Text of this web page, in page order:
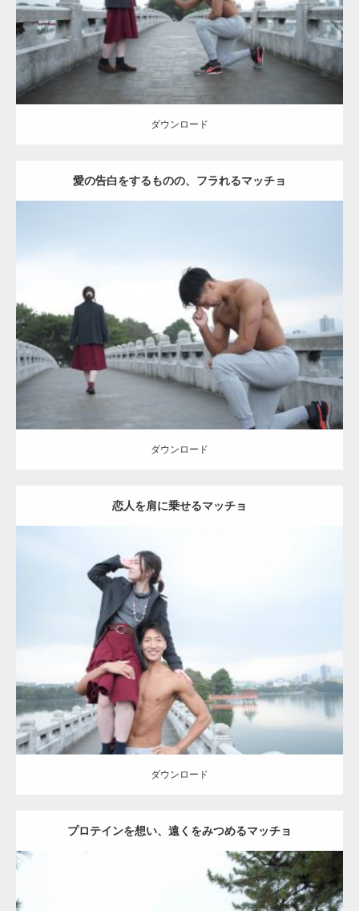
ダウンロード
ダウンロード
愛の告白をするものの、フラれるマッチョ
2021.07.8
公園のマッチョ AKIHITO(細マッチョ)
肩
ダウンロード
ダウンロード
恋人を肩に乗せるマッチョ
Update:
Category:公園のマッチョ その他
ダウンロード
ダウンロード
プロテインを想い、遠くをみつめるマッチョ